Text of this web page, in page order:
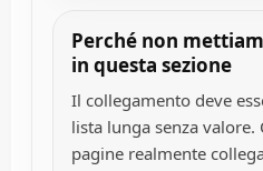
Perché non
in questa sezione
Il collegamento deve
lista lunga senza
pagine realmente